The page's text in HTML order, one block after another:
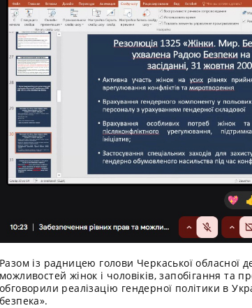
Разом із радницею голови Черкаської обласної
можливостей жінок і чоловіків, запобігання та
обговорили реалізацію гендерної політики в
безпека».